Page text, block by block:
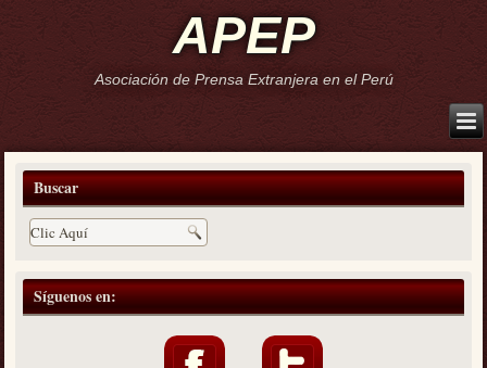
APEP
Asociación de Prensa Extranjera en el Perú
Buscar
Síguenos en: